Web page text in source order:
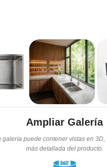
Ampliar Galería
galería puede contener vistas en 3D,
más detallada del producto.